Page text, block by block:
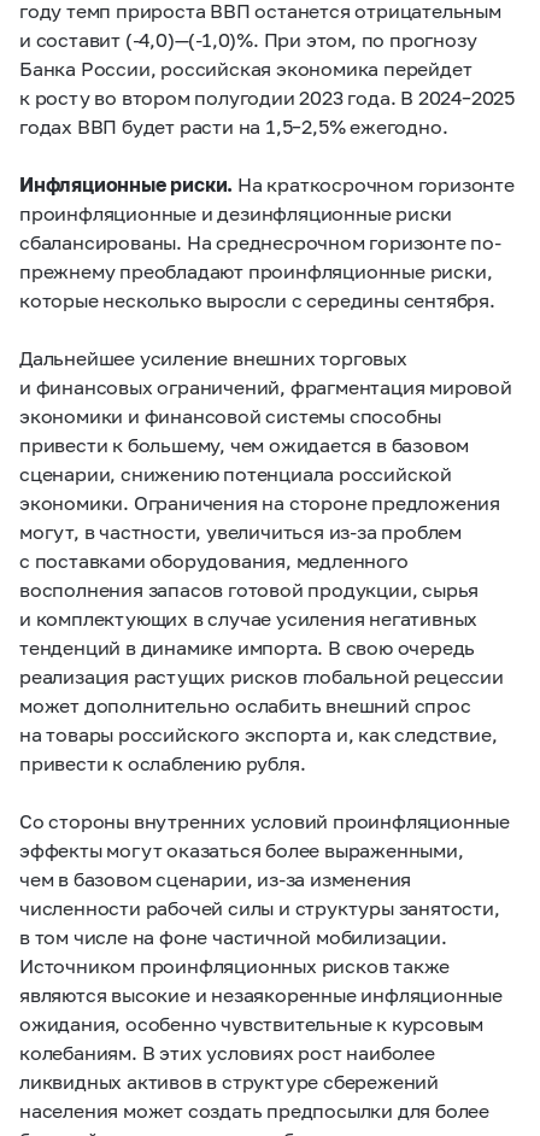
году темп прироста ВВП останется отрицательным
и составит (-4,0)—(-1,0)%. При этом, по прогнозу
Банка России, российская экономика перейдет
к росту во втором полугодии 2023 года. В 2024–2025
годах ВВП будет расти на 1,5–2,5%ежегодно.
Инфляционные риски. На краткосрочном горизонте
проинфляционные и дезинфляционные риски
сбалансированы. На среднесрочном горизонте по-
прежнему преобладают проинфляционные риски,
которые несколько выросли с середины сентября.
Дальнейшее усиление внешних торговых
и финансовых ограничений, фрагментация мировой
экономики и финансовой системы способны
привести к большему, чем ожидается в базовом
сценарии, снижению потенциала российской
экономики. Ограничения на стороне предложения
могут, в частности, увеличиться из-за проблем
с поставками оборудования, медленного
восполнения запасов готовой продукции, сырья
и комплектующих в случае усиления негативных
тенденций в динамике импорта. В свою очередь
реализация растущих рисков глобальной рецессии
может дополнительно ослабить внешний спрос
на товары российского экспорта и, как следствие,
привести к ослаблению рубля.
Со стороны внутренних условий проинфляционные
эффекты могут оказаться более выраженными,
чем в базовом сценарии, из-за изменения
численности рабочей силы и структуры занятости,
в том числе на фоне частичной мобилизации.
Источником проинфляционных рисков также
являются высокие и незаякоренные инфляционные
ожидания, особенно чувствительные к курсовым
колебаниям. В этих условиях рост наиболее
ликвидных активов в структуре сбережений
населения может создать предпосылки для более